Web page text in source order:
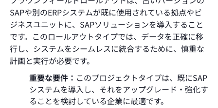
SAPや別のERPシステムが既に使用されている拠点やビ
ジネスユニットに、SAPソリューションを導入すること
です。このロールアウトタイプでは、データを正確に移
行し、システムをシームレスに統合するために、慎重な
計画と実行が必要です。
重要な要件： このプロジェクトタイプは、既にSAP
システムを導入し、それをアップグレード・強化す
ることを検討している企業に最適です。